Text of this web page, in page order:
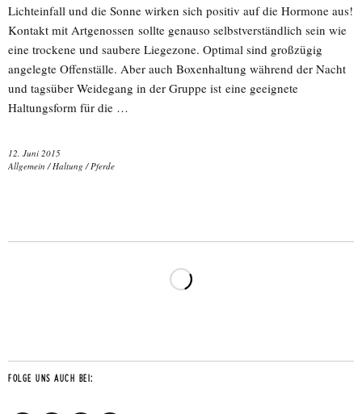
Lichteinfall und die Sonne wirken sich positiv auf die Hormone aus!
Kontakt mit Artgenossen sollte genauso selbstverständlich sein wie
eine trockene und saubere Liegezone. Optimal sind großzügig
angelegte Offenställe. Aber auch Boxenhaltung während der Nacht
und tagsüber Weidegang in der Gruppe ist eine geeignete
Haltungsform für die …
12. Juni 2015
Allgemein /Haltung /Pferde
FOLGE UNS AUCH BEI: